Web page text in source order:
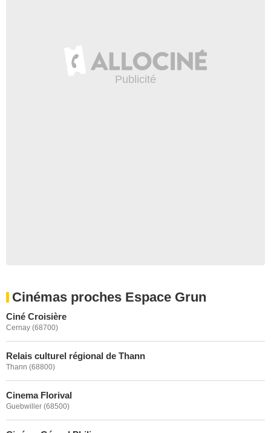
Cinémas proches Espace Grun
Ciné Croisière
Cernay (68700)
Relais culturel régional de Thann
Thann (68800)
Cinema Florival
Guebwiller (68500)